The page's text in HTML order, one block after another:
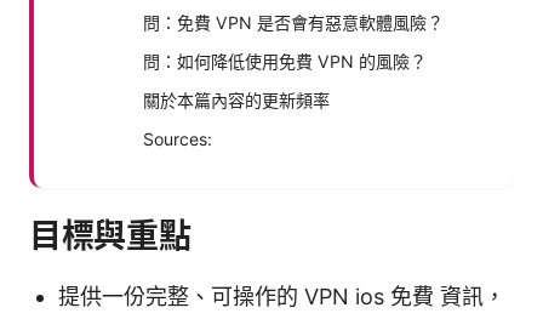
問：免費 VPN 是否會有惡意軟體風險？
問：如何降低使用免費 VPN 的風險？
關於本篇內容的更新頻率
Sources:
目標與重點
提供一份完整、可操作的 VPN ios 免費 資訊，